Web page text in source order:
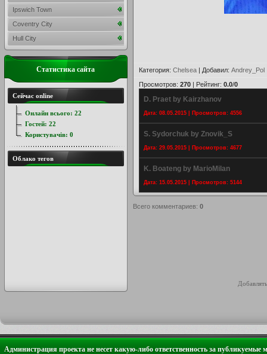
Категория: Chelsea | Добавил: Andrey_Pol
Просмотров: 270 | Рейтинг: 0.0/0
D. Praet by Kairzhanov
Дата: 08.05.2015 | Просмотров: 4556
S. Sydorchuk by Znovik_S
Дата: 29.05.2015 | Просмотров: 4677
K. Boateng by MarioMilan
Дата: 15.05.2015 | Просмотров: 5144
Всего комментариев: 0
Ipswich Town
Coventry City
Hull City
Статистика сайта
Сейчас online
Онлайн всього: 22
Гостей: 22
Користувачів: 0
Облако тегов
Администрация проекта не несет какую-либо ответственность за публикуемые